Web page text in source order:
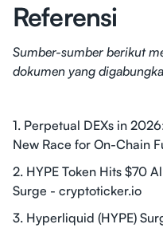
Referensi
Sumber-sumber berikut
dokumen yang
1. Perpetual DEXs in
New Race for On-Chain
2. HYPE Token Hits $70
Surge - cryptoticker.io
3. Hyperliquid (HYPE)